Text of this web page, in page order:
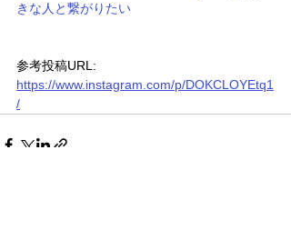
きな人と繋がりたい
参考投稿URL:
https://www.instagram.com/p/DOKCLOYEtq1
/